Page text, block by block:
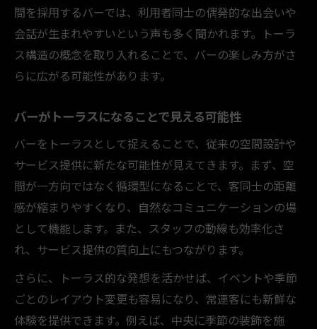
間を採用するバーでは、利用者同士の偶発的な出会いや
会話が生まれやすいという声も多く聞かれます。トーラ
ス構造の概念を取り入れることで、バーの楽しみ方がさ
らに広がる可能性があります。
バーがトーラスになることで見える可能性
バーをトーラスとして捉えることで、従来の空間設計や
サービス提供に新たな可能性が見えてきます。まず、空
間が一方向ではなく循環型になることで、客同士の距離
感が縮まりやすくなり、自然なコミュニケーションの場
として機能します。また、スタッフの動線も効率化さ
れ、サービス提供の質向上にもつながります。
さらに、トーラス的な発想を活かせば、イベントや季節
ごとのレイアウト変更も容易になり、常連客にも新鮮な
体験を提供できます。例えば、中央に季節の装飾を施